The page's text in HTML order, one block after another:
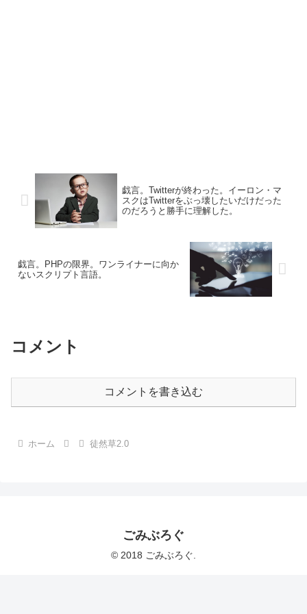
戯言。Twitterが終わった。イーロン・マ
スクはTwitterをぶっ壊したいだけだった
のだろうと勝手に理解した。
戯言。PHPの限界。ワンライナーに向か
ないスクリプト言語。
コメント
コメントを書き込む
ホーム 徒然草2.0
ごみぶろぐ
© 2018 ごみぶろぐ.